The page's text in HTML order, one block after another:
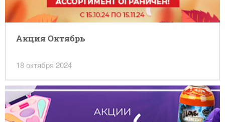
Акция Октябрь
18 октября 2024